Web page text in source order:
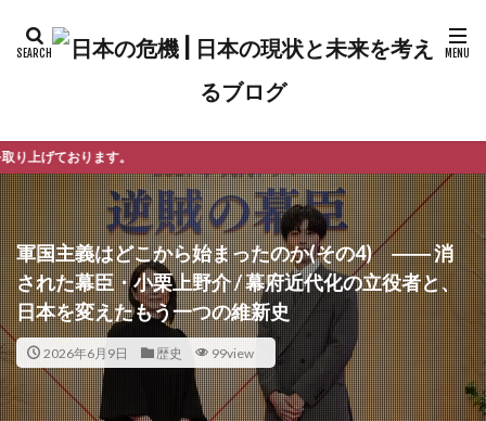
軍国主義はどこから始まったのか(その4) ―― 消
された幕臣・小栗上野介 / 幕府近代化の立役者と、
日本を変えたもう一つの維新史
2026年6月9日 歴史 99view